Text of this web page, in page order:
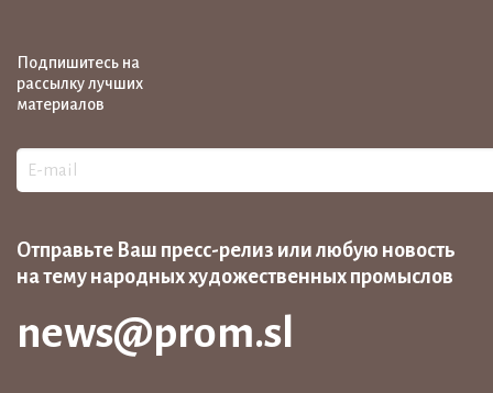
Подпишитесь на
рассылку лучших
материалов
Отправьте Ваш пресс-релиз или любую новость
на тему народных художественных промыслов
news@prom.sl